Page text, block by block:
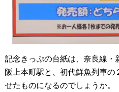
記念きっぷの台紙は、奈良線・
阪上本町駅と、初代鮮魚列車の
せたものになるのでしょうか。